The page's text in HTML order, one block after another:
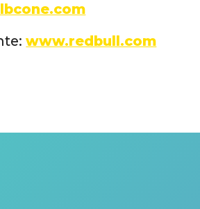
www.redbull.com